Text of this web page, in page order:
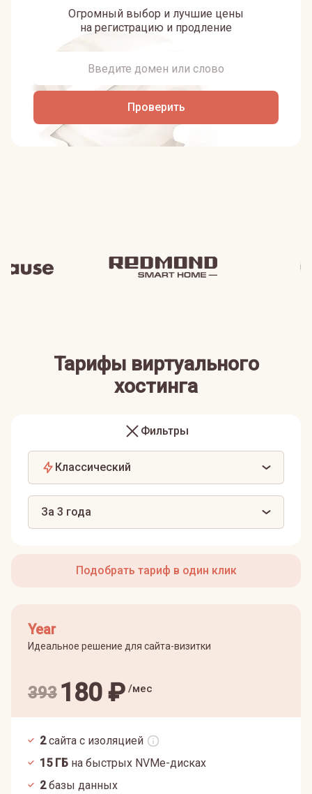
Огромный выбор и лучшие цены
на регистрацию и продление
Проверить
Тарифы виртуального
хостинга
Фильтры
Классический
За 3 года
Подобрать тариф в один клик
Year
Идеальное решение для сайта-визитки
393 180₽ /мес
2 сайта с изоляцией
15ГБ на быстрых NVMe-дисках
2базы данных